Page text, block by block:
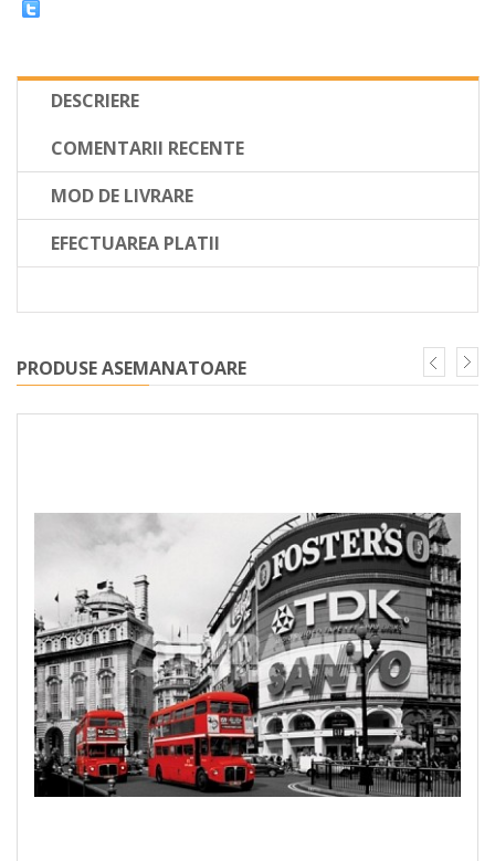
DESCRIERE
COMENTARII RECENTE
MOD DE LIVRARE
EFECTUAREA PLATII
PRODUSE ASEMANATOARE